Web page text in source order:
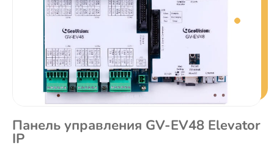
Панель управления GV-EV48 Elevator
IP